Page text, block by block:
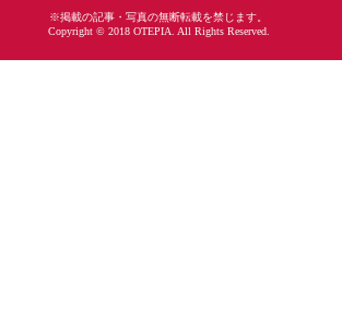
※掲載の記事・写真の無断転載を禁じます。
Copyright © 2018 OTEPIA. All Rights Reserved.